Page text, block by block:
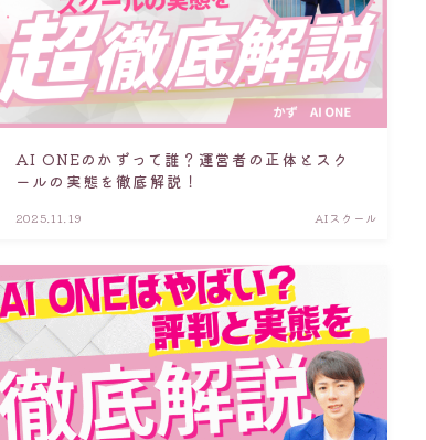
AI ONEのかずって誰？運営者の正体とスク
ールの実態を徹底解説！
2025.11.19 AIスクール